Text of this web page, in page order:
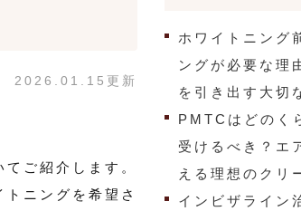
2026.01.15更新
ご紹介します。
ニングを希望さ
ホワイトニング
ングが必要な理
を引き出す大切
PMTCはどのく
受けるべき？エ
える理想のクリ
インビザライン